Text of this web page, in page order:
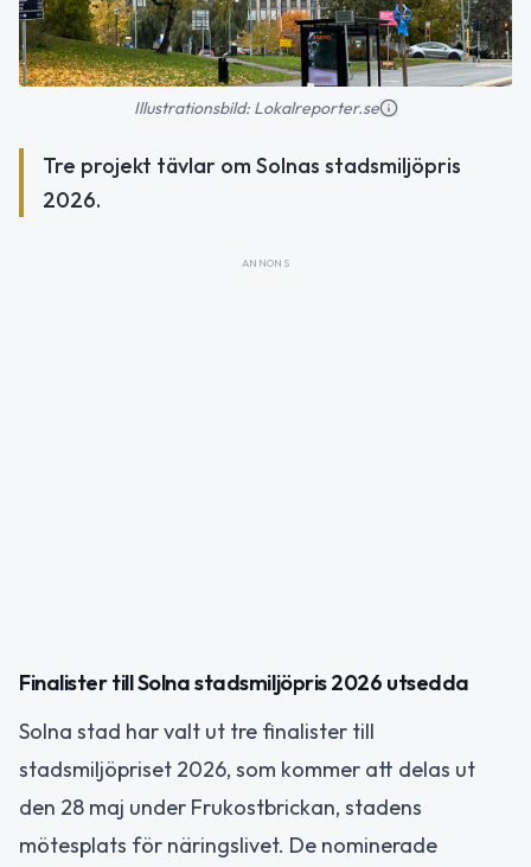
Illustrationsbild: Lokalreporter.se
Tre projekt tävlar om Solnas stadsmiljöpris
2026.
ANNONS
Finalister till Solna stadsmiljöpris 2026 utsedda
Solna stad har valt ut tre finalister till
stadsmiljöpriset 2026, som kommer att delas ut
den 28 maj under Frukostbrickan, stadens
mötesplats för näringslivet. De nominerade